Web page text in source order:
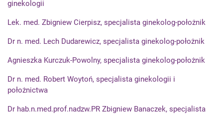
ginekologii
Lek. med. Zbigniew Cierpisz, specjalista ginekolog-położnik
Dr n. med. Lech Dudarewicz, specjalista ginekolog-położnik
Agnieszka Kurczuk-Powolny, specjalista ginekolog-położnik
Dr n. med. Robert Woytoń, specjalista ginekologii i
położnictwa
Dr hab.n.med.prof.nadzw.PR Zbigniew Banaczek, specjalista